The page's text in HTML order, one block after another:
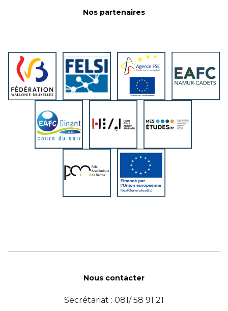
Nos partenaires
Nous contacter
Secrétariat : 081/ 58 91 21